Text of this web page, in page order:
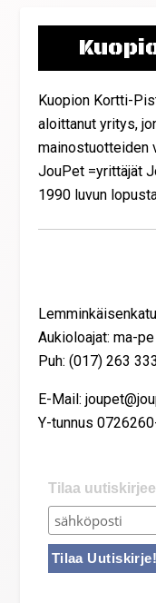
Kuopion Kortti-
aloittanut yritys,
mainostuotteiden
JouPet =yrittäjät
1990 luvun
Aukioloajat: ma-
Puh: (017) 263
E-Mail:
Y-tunnus
Tilaa